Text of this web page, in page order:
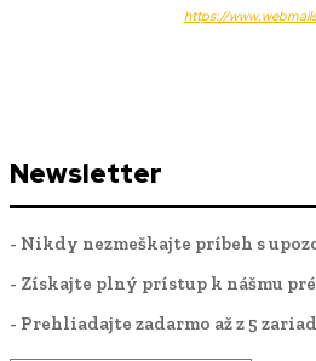
https://
Newsletter
- Nikdy nezmeškajte príbeh s
- Získajte plný prístup k nášmu
- Prehliadajte zadarmo až z 5